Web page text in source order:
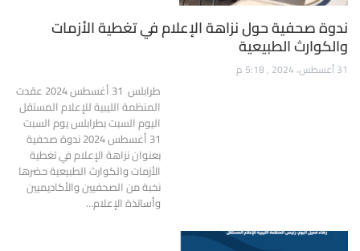
ندوة صحفية حول نزاهة الإعلام في تغطية الأزمات
والكوارث الطبيعية
31 أغسطس، 2024 , 5:18 م
طرابلس 31 أغسطس 2024 عقدت
المنظمة الليبية للإعلام المستقل
اليوم السبت بطرابلس يوم السبت
31 أغسطس 2024 ندوة صحفية
بعنوان نزاهة الإعلام في تغطية
الأزمات والكوارث الطبيعية حضرها
نخبة من الصحفيين والأكاديميين
وأساتذة الإعلام…